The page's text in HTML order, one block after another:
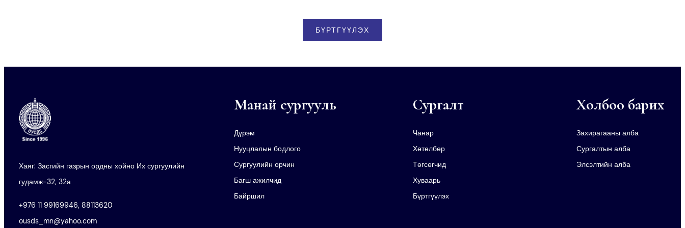
Хаяг: Засгийн газрын ордны хойно Их сургуулийн
гудамж-32, 32а
+976 11 99169946, 88113620
ousds_mn@yahoo.com
Манай сургууль
Дүрэм
Нууцлалын бодлого
Сургуулийн орчин
Багш ажилчид
Байршил
Сургалт
Чанар
Хөтөлбөр
Төгсөгчид
Хуваарь
Бүртгүүлэх
Холбоо барих
Захирагааны алба
Сургалтын алба
Элсэлтийн алба